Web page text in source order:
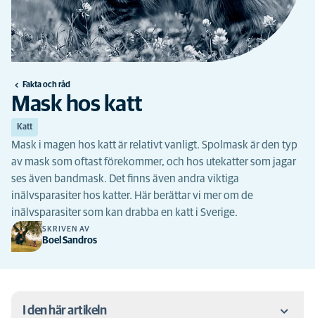
Fakta och råd
Mask hos katt
Katt
Mask i magen hos katt är relativt vanligt. Spolmask är den typ
av mask som oftast förekommer, och hos utekatter som jagar
ses även bandmask. Det finns även andra viktiga
inälvsparasiter hos katter. Här berättar vi mer om de
inälvsparasiter som kan drabba en katt i Sverige.
SKRIVEN AV
Boel Sandros
I den här artikeln